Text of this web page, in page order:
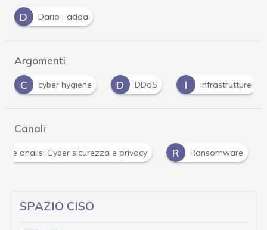
D
Dario Fadda
Argomenti
C
cyber hygiene D DDoS I infrastrutture
Canali
e analisi Cyber sicurezza e privacy R Ransomware
SPAZIO CISO